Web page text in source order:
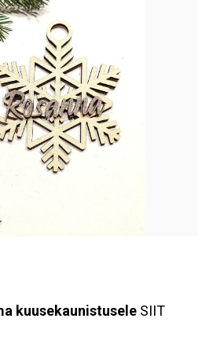
kuusekaunistusele SIIT